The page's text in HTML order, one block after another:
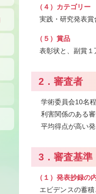
（４）カテゴリー
実践・研究発表
（５）賞品
表彰状と、副賞１
2．審査者
学術委員会10名
利害関係のある
平均得点が高い
3．審査基準
（１）発表抄録の
エビデンスの蓄